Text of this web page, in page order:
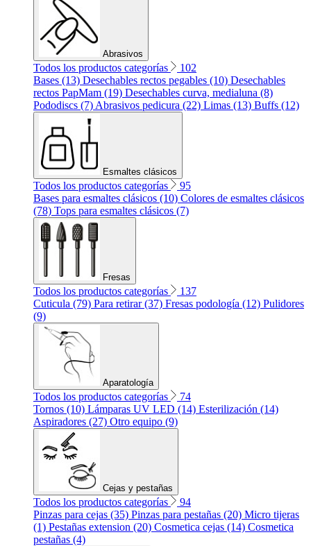
Abrasivos
Todos los productos categorías
102
Bases (13) Desechables rectos pegables (10) Desechables
rectos PapMam (19) Desechables curva, medialuna (8)
Pododiscs (7) Abrasivos pedicura (22) Limas (13) Buffs (12)
Esmaltes clásicos
Todos los productos categorías
95
Bases para esmaltes clásicos (10) Colores de esmaltes clásicos
(78) Tops para esmaltes clásicos (7)
Fresas
Todos los productos categorías
137
Cuticula (79) Para retirar (37) Fresas podología (12) Pulidores
(9)
Aparatología
Todos los productos categorías
74
Tornos (10) Lámparas UV LED (14) Esterilización (14)
Aspiradores (27) Otro equipo (9)
Cejas y pestañas
Todos los productos categorías
94
Pinzas para cejas (35) Pinzas para pestañas (20) Micro tijeras
(1) Pestañas extension (20) Cosmetica cejas (14) Cosmetica
pestañas (4)